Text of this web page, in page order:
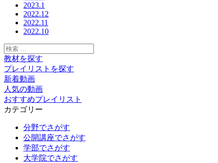
2023.1
2022.12
2022.11
2022.10
検
索:
教材を探す
プレイリストを探す
新着動画
人気の動画
おすすめプレイリスト
カテゴリー
分野でさがす
公開講座でさがす
学部でさがす
大学院でさがす